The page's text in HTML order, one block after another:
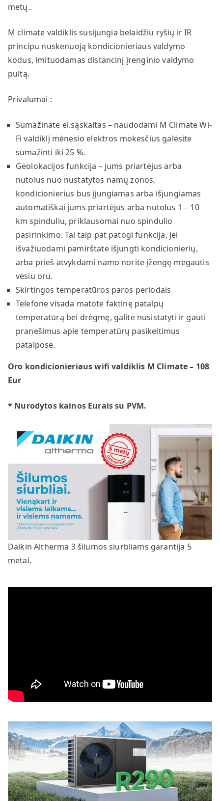
metų..
M climate valdiklis susijungia belaidžiu ryšių ir IR
principu nuskenuoją kondicionieriaus valdymo
kodus, imituodamas distancinį įrenginio valdymo
pultą.
Privalumai :
Sumažinate el.sąskaitas – naudodami M Climate Wi-
Fi valdiklį mėnesio elektros mokesčius galėsite
sumažinti iki 25 %.
Geolokacijos funkcija – jums priartėjus arba
nutolus nuo nustatytos namų zonos,
kondicionierius bus įjungiamas arba išjungiamas
automatiškai jums priartėjus arba nutolus 1 – 10
km spinduliu, priklausomai nuo spindulio
pasirinkimo. Tai taip pat patogi funkcija, jei
išvažiuodami pamirštate išjungti kondicionierių,
arba prieš atvykdami namo norite įžengę megautis
vėsiu oru.
Skirtingos temperatūros paros periodais
Telefone visada matote faktinę patalpų
temperatūrą bei drėgmę, galite nusistatyti ir gauti
pranešimus apie temperatūrų pasikeitimus
patalpose.
Oro kondicionieriaus wifi valdiklis M Climate – 108
Eur
* Nurodytos kainos Eurais su PVM.
Daikin Altherma 3 šilumos siurbliams garantija 5
metai.